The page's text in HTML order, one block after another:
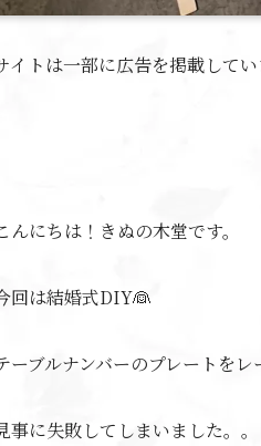
イトは一部に広告を掲載してい
んにちは！きぬの木堂です。
回は結婚式DIY👰
ーブルナンバーのプレートを
事に失敗してしまいました。。